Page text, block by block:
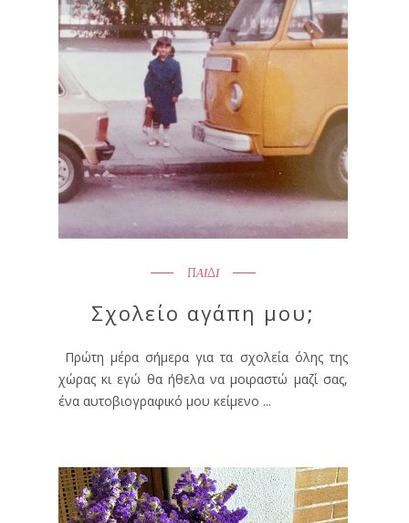
ΠΑΙΔΙ
Σχολείο αγάπη μου;
Πρώτη μέρα σήμερα για τα σχολεία όλης της
χώρας κι εγώ θα ήθελα να μοιραστώ μαζί σας,
ένα αυτοβιογραφικό μου κείμενο ...